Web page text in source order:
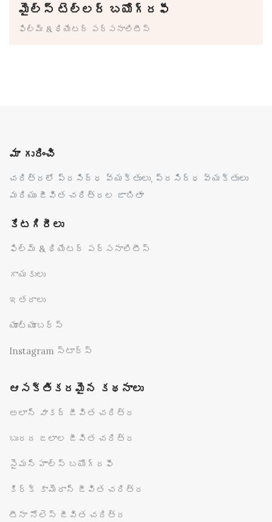
మైల్స్ టెల్లర్ బయోగ్రఫీ
ఫిల్మ్ & థియేటర్ పర్సనాలిటీస్
మా గురించి
చరిత్రలో ప్రసిద్ధ వ్యక్తులు, ప్రసిద్ధ వ్యక్తులు
మరియు జీవిత చరిత్రల జాబితా
కేటగిరీలు
ఫిల్మ్ & థియేటర్ పర్సనాలిటీస్
గాయకులు
ఇతరాలు
యూట్యూబర్స్
Instagram స్టార్స్
ఆసక్తికరమైన కథనాలు
అలాన్ వాకర్ జీవిత చరిత్ర
బురద జలాల జీవిత చరిత్ర
సైమన్ హాల్స్ బయోగ్రఫీ
కిర్క్ కామెరాన్ జీవిత చరిత్ర
టీనా నోలెస్ జీవిత చరిత్ర